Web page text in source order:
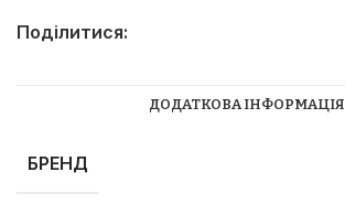
Поділитися:
ДОДАТКОВА ІНФОРМАЦІЯ
БРЕНД